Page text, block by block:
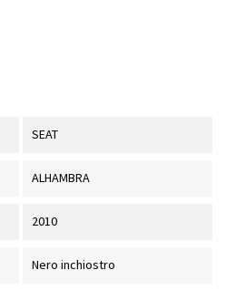
SEAT
ALHAMBRA
2010
Nero inchiostro